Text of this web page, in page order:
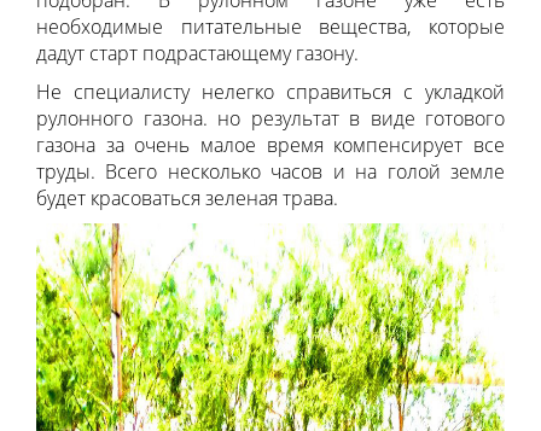
необходимые питательные вещества, которые
дадут старт подрастающему газону.
Не специалисту нелегко справиться с укладкой
рулонного газона. но результат в виде готового
газона за очень малое время компенсирует все
труды. Всего несколько часов и на голой земле
будет красоваться зеленая трава.